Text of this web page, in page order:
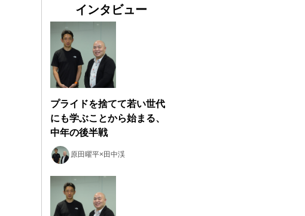
インタビュー
プライドを捨てて若い世代
にも学ぶことから始まる、
中年の後半戦
原田曜平×田中渓